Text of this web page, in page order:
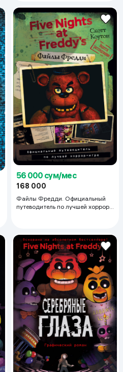
56 000 сум/мес
168 000
Файлы Фредди. Официальный
путеводитель по лучшей хоррор-